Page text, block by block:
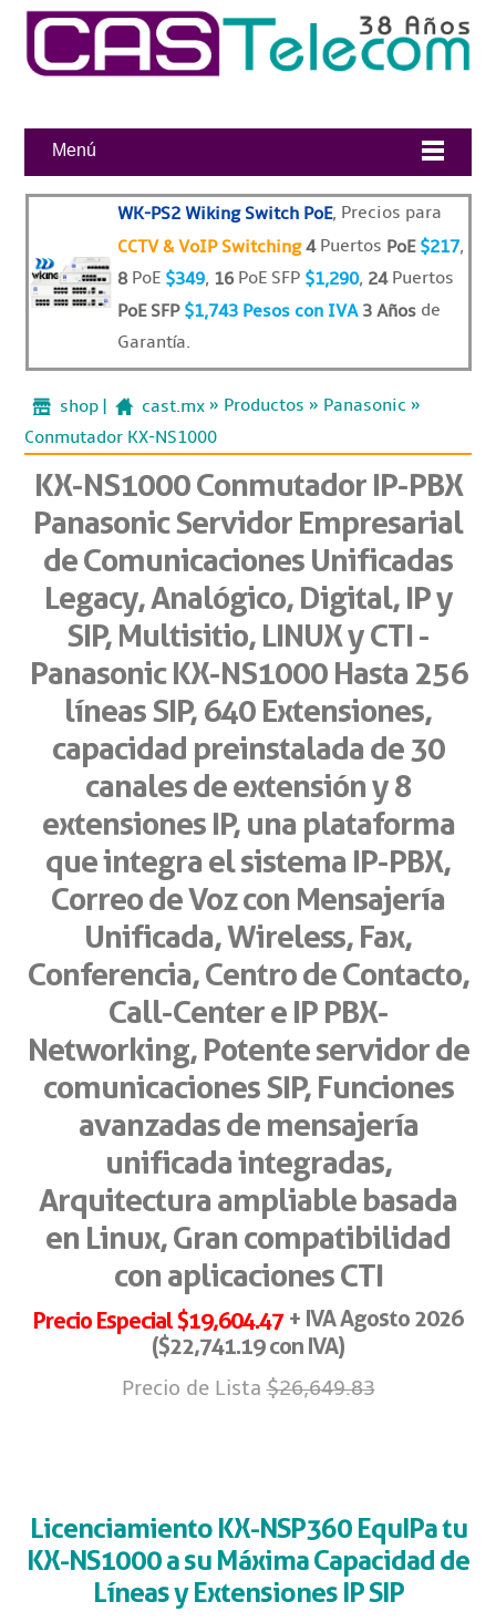
Menú
WK-PS2 Wiking Switch PoE, Precios para
CCTV & VoIP Switching 4Puertos PoE $217,
8PoE $349, 16PoE SFP $1,290, 24Puertos
PoE SFP $1,743 Pesos con IVA 3 Añosde
Garantía.
shop | cast.mx » Productos » Panasonic »
Conmutador KX-NS1000
KX-NS1000 Conmutador IP-PBX
Panasonic Servidor Empresarial
de Comunicaciones Unificadas
Legacy, Analógico, Digital, IP y
SIP, Multisitio, LINUX y CTI -
Panasonic KX-NS1000 Hasta 256
líneas SIP, 640 Extensiones,
capacidad preinstalada de 30
canales de extensión y 8
extensiones IP, una plataforma
que integra el sistema IP-PBX,
Correo de Voz con Mensajería
Unificada, Wireless, Fax,
Conferencia, Centro de Contacto,
Call-Center e IP PBX-
Networking, Potente servidor de
comunicaciones SIP, Funciones
avanzadas de mensajería
unificada integradas,
Arquitectura ampliable basada
en Linux, Gran compatibilidad
con aplicaciones CTI
Precio Especial $19,604.47+ IVA Agosto 2026
($22,741.19 con IVA)
Precio de Lista$26,649.83
Licenciamiento KX-NSP360 EquIPa tu
KX-NS1000 a su Máxima Capacidad de
Líneas y Extensiones IP SIP